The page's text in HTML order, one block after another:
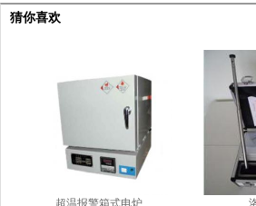
猜你喜欢
超温报警箱式电炉